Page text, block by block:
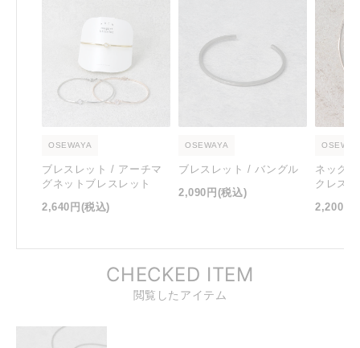
OSEWAYA
ブレスレット / アーチマ
グネットブレスレット
2,640円(税込)
OSEWAYA
ブレスレット / バングル
2,090円(税込)
ネック
クレス
2,200円
CHECKED ITEM
閲覧したアイテム